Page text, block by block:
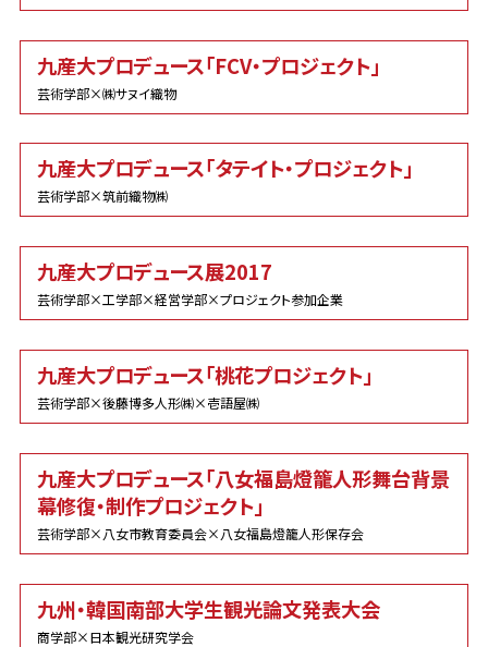
九産大プロデュース「FCV・プロジェクト」
芸術学部×㈱サヌイ織物
九産大プロデュース「タテイト・プロジェクト」
芸術学部×筑前織物㈱
九産大プロデュース展2017
芸術学部×工学部×経営学部×プロジェクト参加企業
九産大プロデュース「桃花プロジェクト」
芸術学部×後藤博多人形㈱×壱語屋㈱
九産大プロデュース「八女福島燈籠人形舞台背景
幕修復・制作プロジェクト」
芸術学部×八女市教育委員会×八女福島燈籠人形保存会
九州・韓国南部大学生観光論文発表大会
商学部×日本観光研究学会